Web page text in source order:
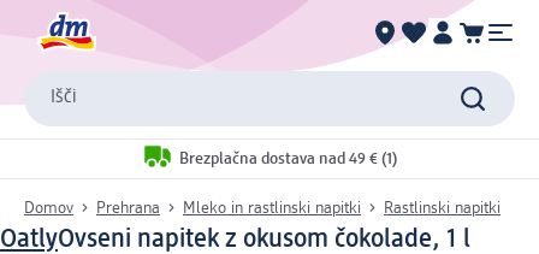
Išči
Brezplačna dostava nad 49 € (1)
Domov Prehrana Mleko in rastlinski napitki Rastlinski napitki
OatlyOvseni napitek z okusom čokolade, 1 l